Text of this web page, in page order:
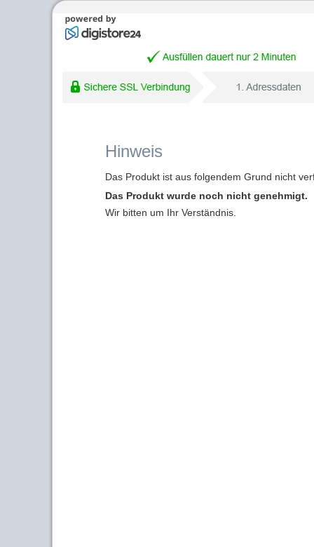
Hinweis
Das Produkt ist aus folgendem Grund nicht
Das Produkt wurde noch nicht genehmigt.
Wir bitten um Ihr Verständnis.